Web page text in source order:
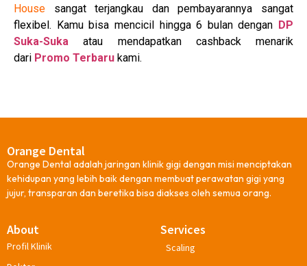
House sangat terjangkau dan pembayarannya sangat
flexibel. Kamu bisa mencicil hingga 6 bulan dengan DP
Suka-Suka atau mendapatkan cashback menarik
dari Promo Terbaru kami.
Orange Dental
Orange Dental adalah jaringan klinik gigi dengan misi menciptakan
kehidupan yang lebih baik dengan membuat perawatan gigi yang
jujur, transparan dan beretika bisa diakses oleh semua orang.
About
Profil Klinik
Services
Scaling